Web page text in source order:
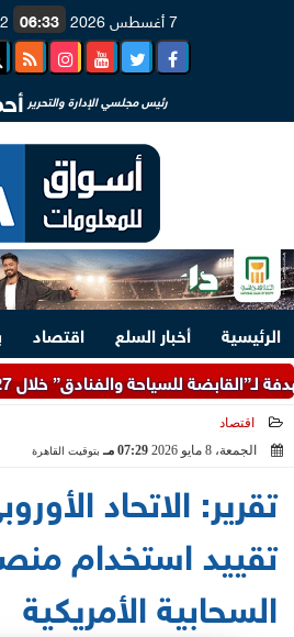
7 أغسطس 2026 06:33
22
رئيس مجلسي الإدارة والتحرير
الرئيسية أخبار السلع اقتصاد
اقتصاد
الجمعة، 8 مايو 2026
07:29 مـ بتوقيت القاهرة
تقرير: الاتحاد
تقييد استخدام
السحابية الأمريكية